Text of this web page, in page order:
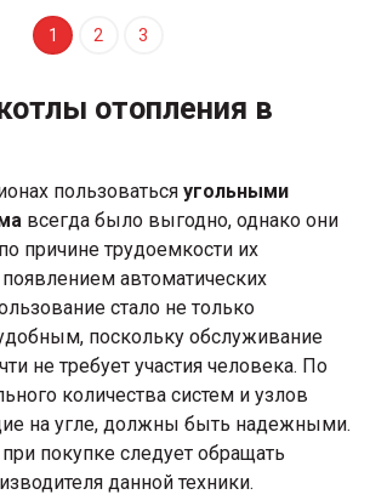
1 2 3
отопления в
пользоваться угольными
всегда было выгодно, однако они
причине трудоемкости их
автоматических
стало не только
поскольку обслуживание
не требует участия человека. По
количества систем и узлов
на угле, должны быть надежными.
покупке следует обращать
данной техники.